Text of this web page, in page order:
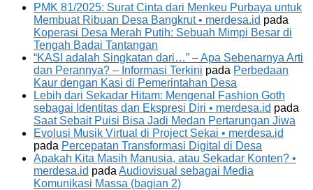
PMK 81/2025: Surat Cinta dari Menkeu Purbaya untuk
Membuat Ribuan Desa Bangkrut • merdesa.id pada
Koperasi Desa Merah Putih: Sebuah Mimpi Besar di
Tengah Badai Tantangan
“KASI adalah Singkatan dari…” – Apa Sebenarnya Arti
dan Perannya? – Informasi Terkini pada Perbedaan
Kaur dengan Kasi di Pemerintahan Desa
Lebih dari Sekadar Hitam: Mengenal Fashion Goth
sebagai Identitas dan Ekspresi Diri • merdesa.id pada
Saat Sebait Puisi Bisa Jadi Medan Pertarungan Jiwa
Evolusi Musik Virtual di Project Sekai • merdesa.id
pada Percepatan Transformasi Digital di Desa
Apakah Kita Masih Manusia, atau Sekadar Konten? •
merdesa.id pada Audiovisual sebagai Media
Komunikasi Massa (bagian 2)